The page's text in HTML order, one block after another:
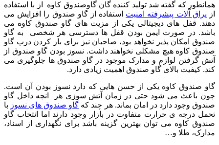
همانطور که گفته شد تولید کننده گان گاوصندوق کاوه از با استفاده
از یراق آلات پیشرفته امنیت استفاده از گاو صندوق را افزایش می
دهند. قفل های دیجیتالی یکی از مزیت های گاو صندوق کاوه می
باشد. در صورت ایمن بودن قفل ها دسترسی هر شخصی به گاو
صندوق امکان پذیر نخواهد بود، صاحبان نیز برای باز کردن درب گاو
صندوق کاوه هیچ مشکلی نخواهند داشت. نسوز بودن گاو صندوق از
آتش گرفتن لوازم و مدارک موجود در گاو صندوق ها جلوگیری می
کند. کیفیت بالای گاو صندوق اهمیت زیادی دارد.
گاو صندوق کاوه یکی از حسن هایی که دارد نسوز بودن آن است.
چون باعث می شود حتی در زمان آتش سوزی هر انچه داخل گاو
صندوق وجود دارد در امان بماند. هر چند که گاو صندوق های نسوز با
تحمل درجه ی حرارت متفاوت در بازار وجود دارند اما انتخاب گاو
صندوق کاوه می توان بهترین گزینه باشد برای نگهداری از اسناد،
مدارک، طلا و…